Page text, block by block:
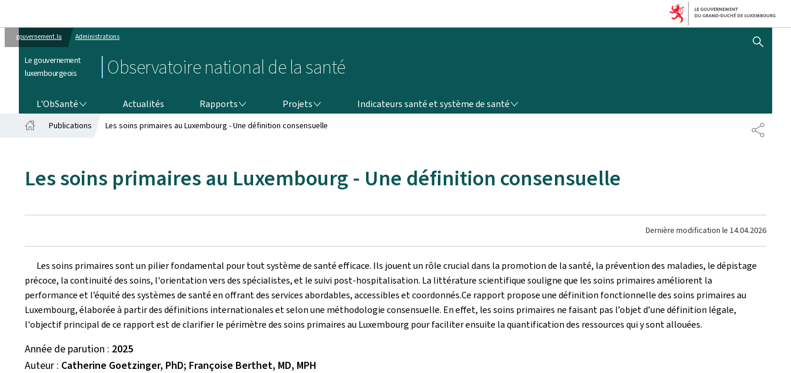
gouvernement.lu Administrations
Le gouvernement
luxembourgeois
Observatoire national de la santé
AFFICHER / MASQUER
L'ObSanté Actualités Rapports Projets Indicateurs santé et système de santé
Publications Les soins primaires au Luxembourg - Une définition consensuelle
Les soins primaires au Luxembourg - Une définition consensuelle
Dernière modification le 14.04.2026
Les soins primaires sont un pilier fondamental pour tout système de santé efficace. Ils jouent un rôle crucial dans la promotion de la santé, la prévention des maladies, le dépistage
précoce, la continuité des soins, l'orientation vers des spécialistes, et le suivi post-hospitalisation. La littérature scientifique souligne que les soins primaires améliorent la
performance et l’équité des systèmes de santé en offrant des services abordables, accessibles et coordonnés.Ce rapport propose une définition fonctionnelle des soins primaires au
Luxembourg, élaborée à partir des définitions internationales et selon une méthodologie consensuelle. En effet, les soins primaires ne faisant pas l’objet d’une définition légale,
l'objectif principal de ce rapport est de clarifier le périmètre des soins primaires au Luxembourg pour faciliter ensuite la quantification des ressources qui y sont allouées.
Année de parution 2025
Auteur Catherine Goetzinger, PhD; Françoise Berthet, MD, MPH